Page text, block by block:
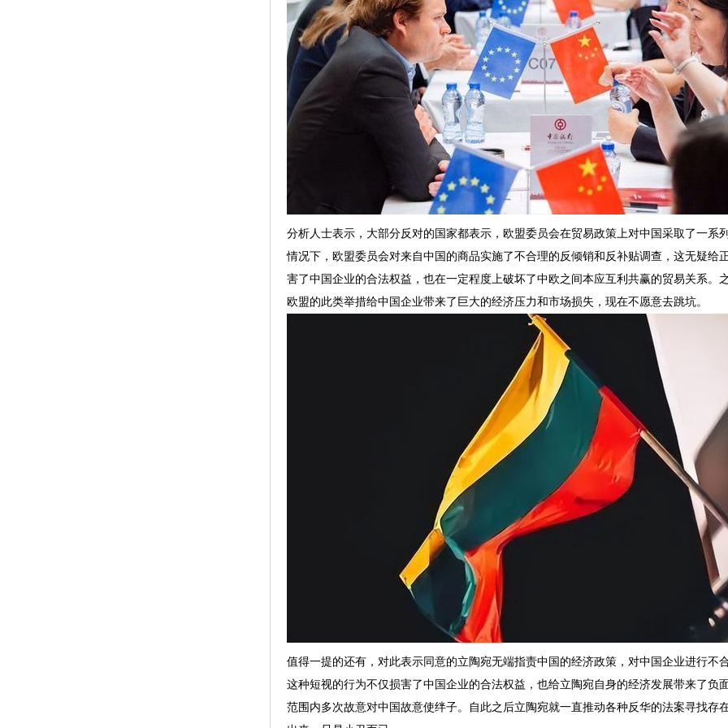
分析人士表示，大部分反对的国家都表示，欧盟委员会在贸易政策上对中国采取了一系
情况下，欧盟委员会对来自中国的商品实施了不合理的反倾销和反补贴调查，这无疑给
害了中国企业的合法权益，也在一定程度上破坏了中欧之间本应互利共赢的贸易关系。
欧盟的此类举措给中国企业带来了巨大的经济压力和市场损失，现在不愿意去跳坑。
值得一提的还有，对此表示同意的立陶宛无端指责中国的经济政策，对中国企业进行不
这种短视的行为不仅损害了中国企业的合法权益，也给立陶宛自身的经济发展带来了负
范围内多次故意对中国故意使绊子。自此之后立陶宛就一直推动各种反华的法案寻找存